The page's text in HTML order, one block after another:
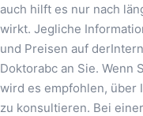
auch hilft es nur nach
wirkt. Jegliche
und Preisen auf
Doktorabc an Sie. Wenn
wird es empfohlen, über
zu konsultieren. Bei